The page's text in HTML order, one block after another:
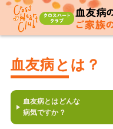
どんな症状？
どんな治療？
血友病とは？
血友病とはどんな
病気ですか？